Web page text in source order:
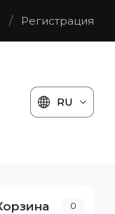
/ Регистрация
RU
0